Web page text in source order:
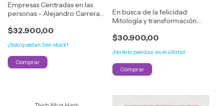
Empresas Centradas en las
personas - Alejandro Carrera /
$32.900,00
¡Solo quedan 3en stock!
En busca de la felicidad:
Mitología y transformación
$30.900,00
¡No te lo pierdas, es el último!